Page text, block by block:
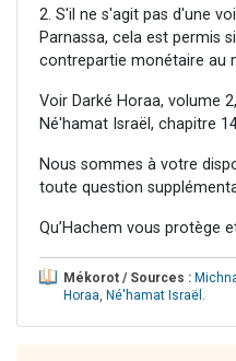
2. S'il ne s'agit pas d'une
Parnassa, cela est permis
contrepartie monétaire au
Voir Darké Horaa, volume
Né'hamat Israël, chapitre
Nous sommes à votre
toute question
Qu’Hachem vous protège
Mékorot / Sources :
Horaa, Né'hamat Israël .